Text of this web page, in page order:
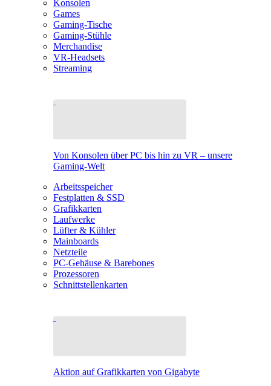
Konsolen
Games
Gaming-Tische
Gaming-Stühle
Merchandise
VR-Headsets
Streaming
Von Konsolen über PC bis hin zu VR – unsere
Gaming-Welt
Arbeitsspeicher
Festplatten & SSD
Grafikkarten
Laufwerke
Lüfter & Kühler
Mainboards
Netzteile
PC-Gehäuse & Barebones
Prozessoren
Schnittstellenkarten
Aktion auf Grafikkarten von Gigabyte